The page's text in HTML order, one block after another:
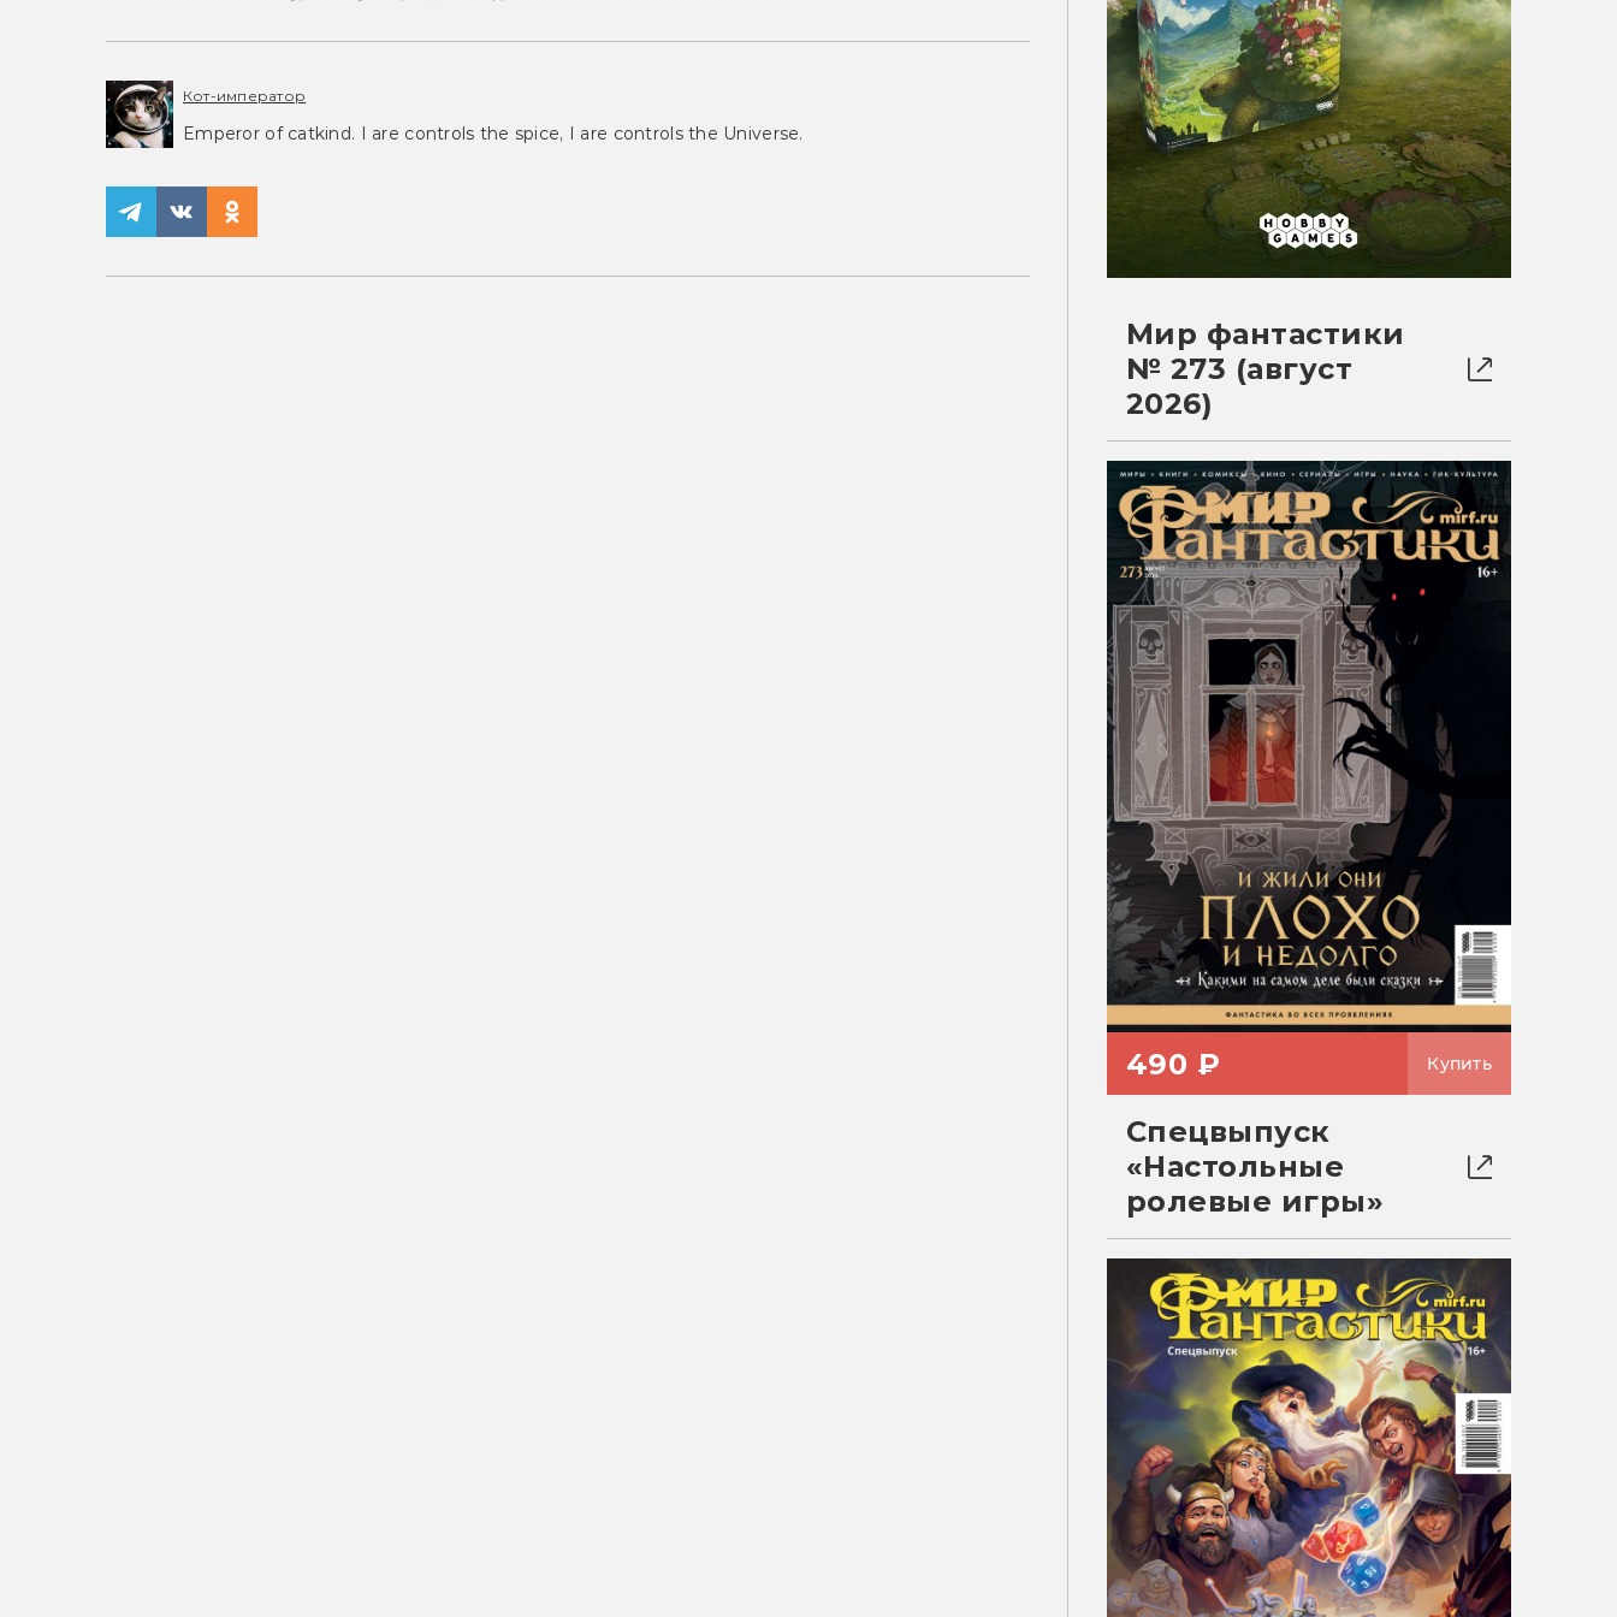
Кот-император
Emperor of catkind. I are controls the spice, I are controls the Universe.
Мир фантастики
№ 273 (август
2026)
490 ₽ Купить
Спецвыпуск
«Настольные
ролевые игры»